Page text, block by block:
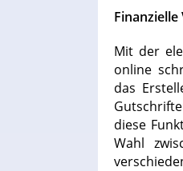
Mit der
online
das
diese
Wahl